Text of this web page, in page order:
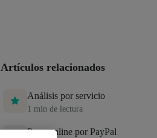
Artículos relacionados
Análisis por servicio
1 min de lectura
Pago online por PayPal